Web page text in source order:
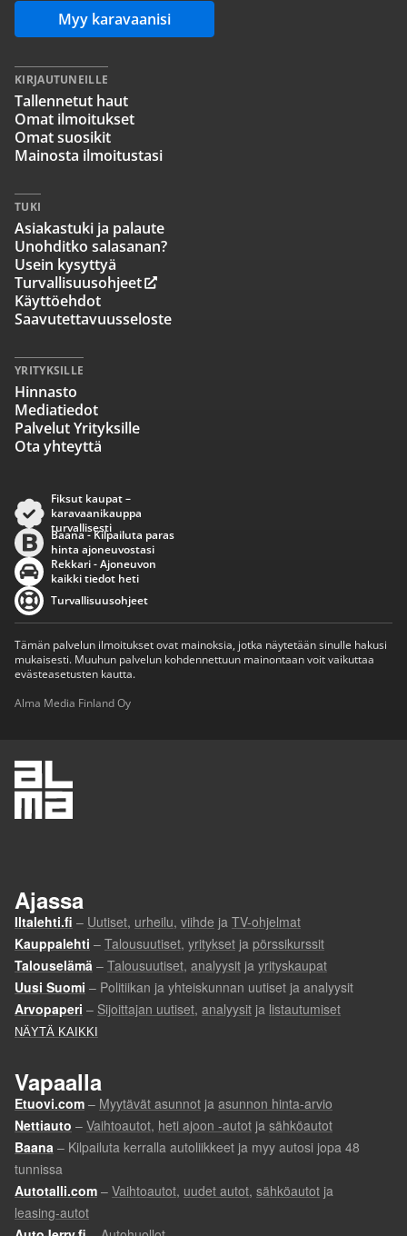
Myy karavaanisi
KIRJAUTUNEILLE
Tallennetut haut
Omat ilmoitukset
Omat suosikit
Mainosta ilmoitustasi
TUKI
Asiakastuki ja palaute
Unohditko salasanan?
Usein kysyttyä
Turvallisuusohjeet
Käyttöehdot
Saavutettavuusseloste
YRITYKSILLE
Hinnasto
Mediatiedot
Palvelut Yrityksille
Ota yhteyttä
Fiksut kaupat –
karavaanikauppa
turvallisesti
Baana - Kilpailuta paras
hinta ajoneuvostasi
Rekkari - Ajoneuvon
kaikki tiedot heti
Turvallisuusohjeet
Tämän palvelun ilmoitukset ovat mainoksia, jotka näytetään sinulle hakusi
mukaisesti. Muuhun palvelun kohdennettuun mainontaan voit vaikuttaa
evästeasetusten kautta.
Alma Media Finland Oy